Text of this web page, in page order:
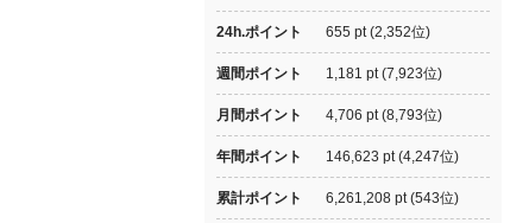
24h.ポイント 655 pt (2,352位)
週間ポイント 1,181 pt (7,923位)
月間ポイント 4,706 pt (8,793位)
年間ポイント 146,623 pt (4,247位)
累計ポイント 6,261,208 pt (543位)